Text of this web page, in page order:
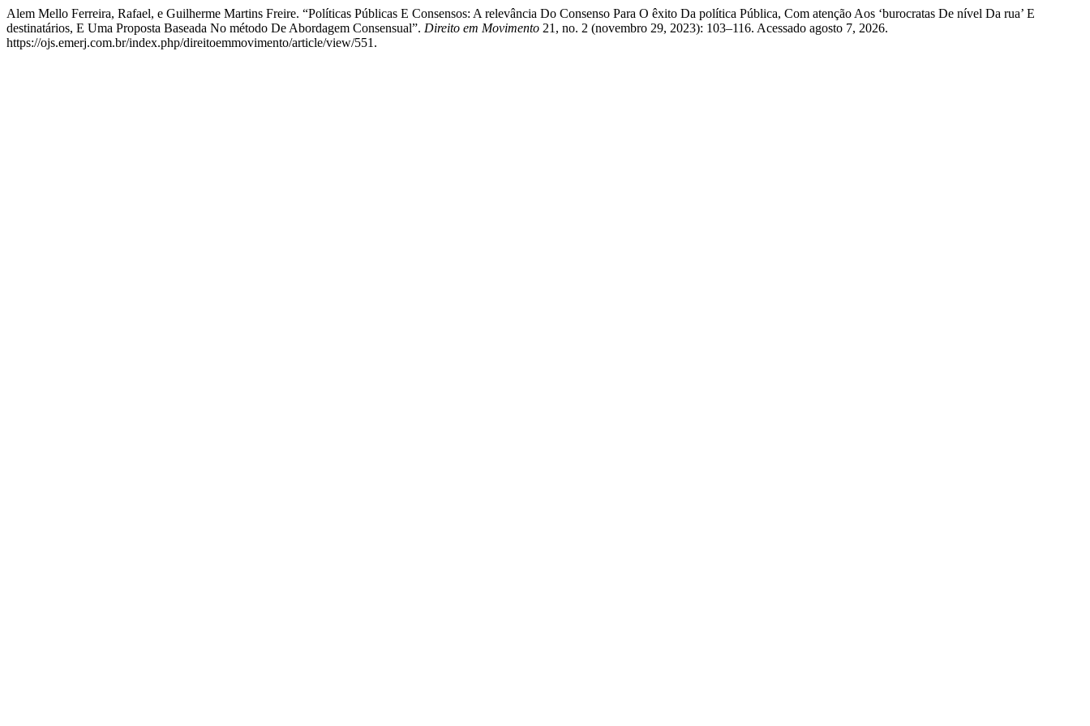
Alem Mello Ferreira, Rafael, e Guilherme Martins Freire. “Políticas Públicas E Consensos: A relevância Do Consenso Para O êxito Da política Pública, Com atenção Aos ‘burocratas De nível Da rua’ E
destinatários, E Uma Proposta Baseada No método De Abordagem Consensual”. Direito em Movimento 21, no. 2 (novembro 29, 2023): 103–116. Acessado agosto 7, 2026.
https://ojs.emerj.com.br/index.php/direitoemmovimento/article/view/551.